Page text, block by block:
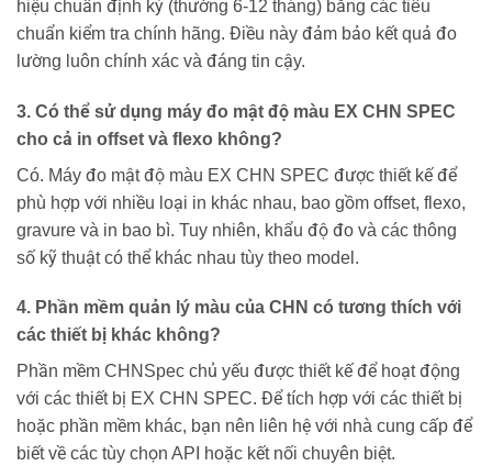
hiệu chuẩn định kỳ (thường 6-12 tháng) bằng các tiêu
chuẩn kiểm tra chính hãng. Điều này đảm bảo kết quả đo
lường luôn chính xác và đáng tin cậy.
3. Có thể sử dụng máy đo mật độ màu EX CHN SPEC
cho cả in offset và flexo không?
Có. Máy đo mật độ màu EX CHN SPEC được thiết kế để
phù hợp với nhiều loại in khác nhau, bao gồm offset, flexo,
gravure và in bao bì. Tuy nhiên, khẩu độ đo và các thông
số kỹ thuật có thể khác nhau tùy theo model.
4. Phần mềm quản lý màu của CHN có tương thích với
các thiết bị khác không?
Phần mềm CHNSpec chủ yếu được thiết kế để hoạt động
với các thiết bị EX CHN SPEC. Để tích hợp với các thiết bị
hoặc phần mềm khác, bạn nên liên hệ với nhà cung cấp để
biết về các tùy chọn API hoặc kết nối chuyên biệt.